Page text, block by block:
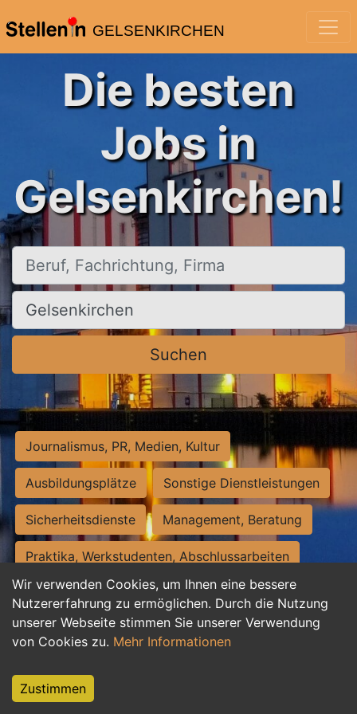
GELSENKIRCHEN
Wir verwenden Cookies, um Ihnen eine bessere
Nutzererfahrung zu ermöglichen. Durch die Nutzung
unserer Webseite stimmen Sie unserer Verwendung
von Cookies zu. Mehr Informationen
Zustimmen
Die besten
Jobs in
Gelsenkirchen!
Beruf, Fachrichtung, Firma
Ort, Stadt
Suchen
Journalismus, PR, Medien, Kultur
Ausbildungsplätze Sonstige Dienstleistungen
Sicherheitsdienste Management, Beratung
Praktika, Werkstudenten, Abschlussarbeiten
Personalwesen Assistenz, Sekretariat
Hilfskräfte, Aushilfs- und Nebenjobs
Weiterbildung, Studium, duale Ausbildung